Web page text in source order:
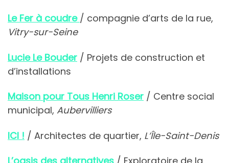
Le Fer à coudre / compagnie d’arts de la rue,
Vitry-sur-Seine
Lucie Le Bouder / Projets de construction et
d’installations
Maison pour Tous Henri Roser / Centre social
municipal, Aubervilliers
ICI ! / Architectes de quartier, L’Île-Saint-Denis